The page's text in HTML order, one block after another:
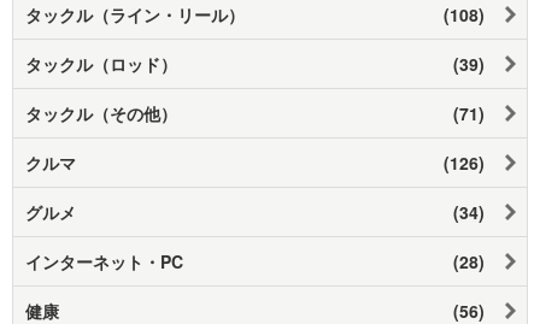
タックル（ライン・リール） (108)
タックル（ロッド） (39)
タックル（その他） (71)
クルマ (126)
グルメ (34)
インターネット・PC (28)
健康 (56)